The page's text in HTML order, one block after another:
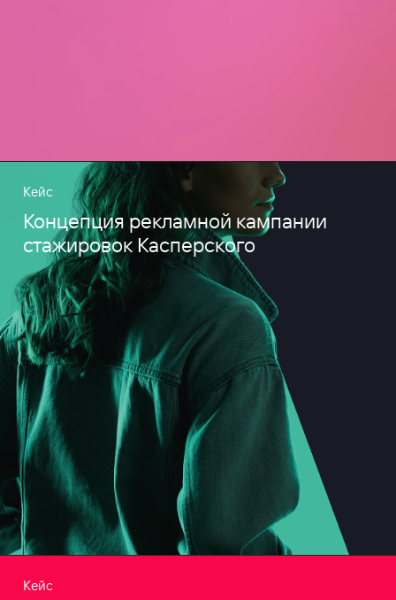
Кейс
Концепция рекламной кампании
стажировок Касперского
Кейс